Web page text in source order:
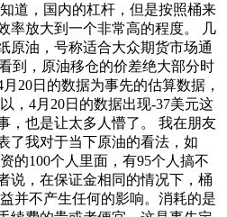
道，国内的杠杆，但是按照桶来
率放大到一个非常高的程度。 几
原油，号称适合大众期货市场通
到，原油移仓的价差绝大部分时
20日的数据为事先的估算数据，
，4月20日的数据出现-37美元这
，也是让太多人懵了。 我在朋友
了我对于当下原油的看法，如
的100个人里面，有95个人搞不
说，在保证金相同的情况下，桶
并不产生任何的影响。消耗的是